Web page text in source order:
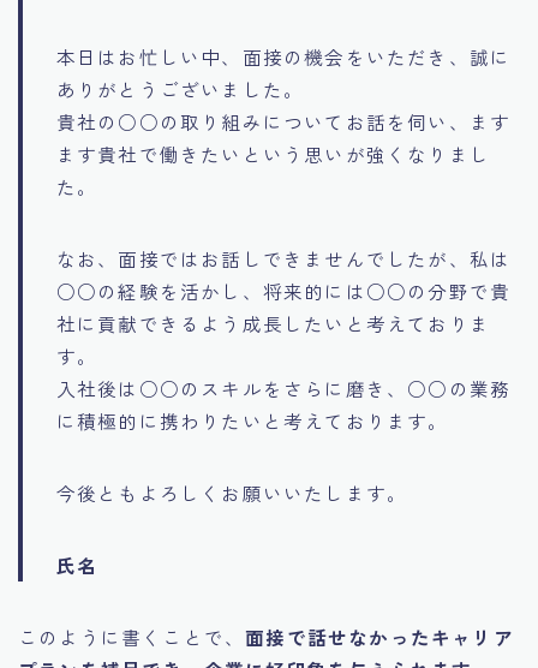
本日はお忙しい中、面接の機会をいただき、誠に
ありがとうございました。
貴社の○○の取り組みについてお話を伺い、ます
ます貴社で働きたいという思いが強くなりまし
た。
なお、面接ではお話しできませんでしたが、私は
○○の経験を活かし、将来的には○○の分野で貴
社に貢献できるよう成長したいと考えておりま
す。
入社後は○○のスキルをさらに磨き、○○の業務
に積極的に携わりたいと考えております。
今後ともよろしくお願いいたします。
氏名
このように書くことで、面接で話せなかったキャリア